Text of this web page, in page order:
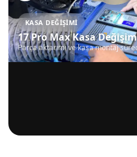
KASA DEĞIŞIMI
17 Pro Max Kasa
Parça aktarımı ve kasa montaj